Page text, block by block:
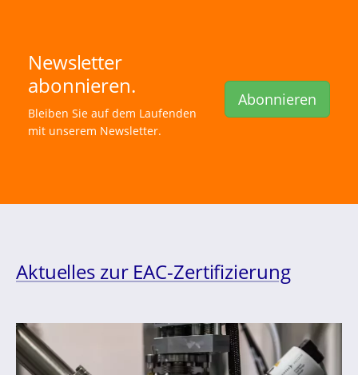
Newsletter
abonnieren.
Bleiben Sie auf dem Laufenden
mit unserem Newsletter.
Abonnieren
Aktuelles zur EAC-Zertifizierung